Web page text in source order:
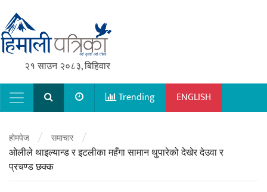
२१ साउन २०८३, बिहिवार
Main NavigationTrending ENGLISH
होमपेज / समाचार /
ओलीले थाइल्यान्ड र इटलीका महँगा सामान थुपारेको देखेर देउवा र
प्रचण्ड छक्क